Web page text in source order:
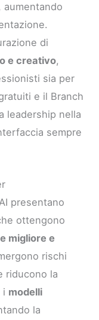
aumentando
di
e creativo,
sia per
e il Branch
leadership nella
sempre
presentano
ottengono
migliore e
rischi
riducono la
i modelli
la